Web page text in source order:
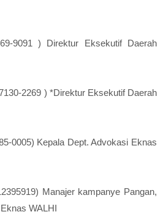
9091 ) Direktur Eksekutif Daerah
2269 ) *Direktur Eksekutif Daerah
0005) Kepala Dept. Advokasi Eknas
Manajer kampanye Pangan,
WALHI